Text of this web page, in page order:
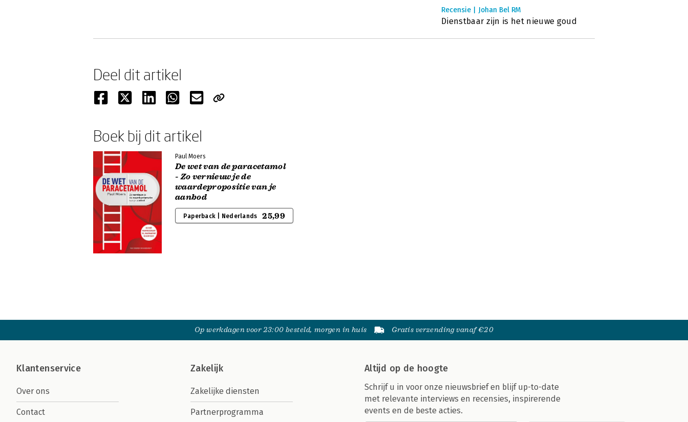
Recensie | Johan Bel RM
Dienstbaar zijn is het nieuwe goud
Deel dit artikel
Boek bij dit artikel
Paul Moers
De wet van de paracetamol
- Zo vernieuw je de
waardepropositie van je
aanbod
Paperback | Nederlands 25,99
Op werkdagen voor 23:00 besteld, morgen in huis Gratis verzending vanaf €20
Klantenservice
Over ons
Contact
Zakelijk
Zakelijke diensten
Partnerprogramma
Altijd op de hoogte
Schrijf u in voor onze nieuwsbrief en blijf up-to-date
met relevante interviews en recensies, inspirerende
events en de beste acties.